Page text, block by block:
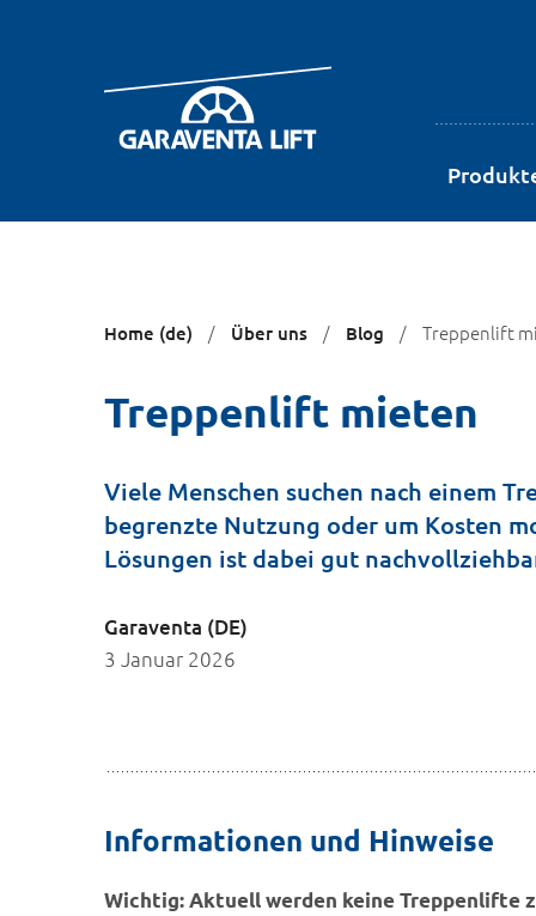
Home (de) Über uns Blog Treppenlift
Treppenlift mieten
Viele Menschen suchen nach einem
begrenzte Nutzung oder um Kosten
Lösungen ist dabei gut
Garaventa (DE)
3 Januar 2026
Informationen und Hinweise
Wichtig: Aktuell werden keine Treppenlifte